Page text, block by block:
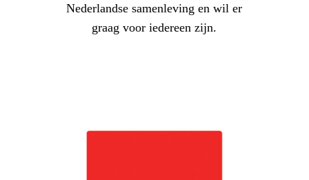
Nederlandse samenleving en wil er
graag voor iedereen zijn.